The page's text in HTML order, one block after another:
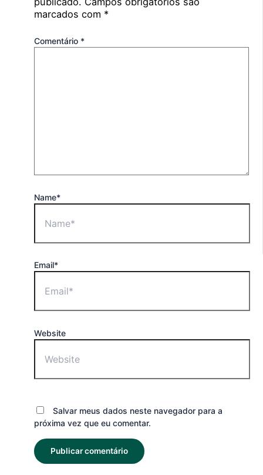
marcados com *
Comentário *
Name*
Email*
Website
Salvar meus dados neste navegador para a
próxima vez que eu comentar.